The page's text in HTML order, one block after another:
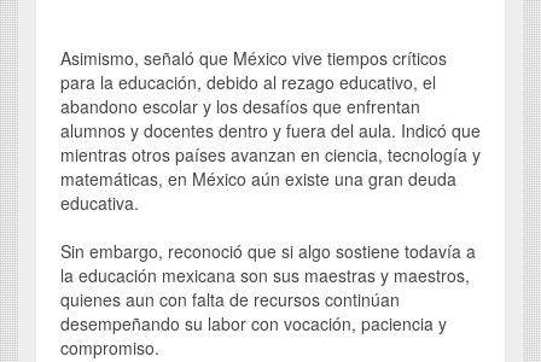
Asimismo, señaló que México vive tiempos críticos
para la educación, debido al rezago educativo, el
abandono escolar y los desafíos que enfrentan
alumnos y docentes dentro y fuera del aula. Indicó que
mientras otros países avanzan en ciencia, tecnología y
matemáticas, en México aún existe una gran deuda
educativa.
Sin embargo, reconoció que si algo sostiene todavía a
la educación mexicana son sus maestras y maestros,
quienes aun con falta de recursos continúan
desempeñando su labor con vocación, paciencia y
compromiso.